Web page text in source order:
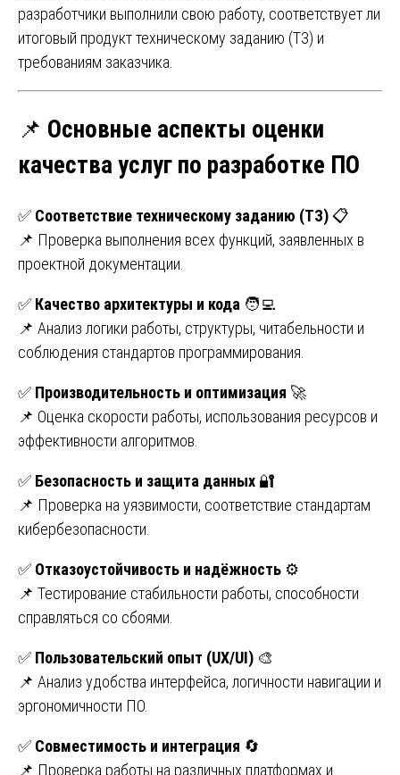
разработчики выполнили свою работу, соответствует ли
итоговый продукт техническому заданию (ТЗ) и
требованиям заказчика.
📌 Основные аспекты оценки
качества услуг по разработке ПО
✅ Соответствие техническому заданию (ТЗ) 📋
📌 Проверка выполнения всех функций, заявленных в
проектной документации.
✅ Качество архитектуры и кода 🧑‍💻
📌 Анализ логики работы, структуры, читабельности и
соблюдения стандартов программирования.
✅ Производительность и оптимизация 🚀
📌 Оценка скорости работы, использования ресурсов и
эффективности алгоритмов.
✅ Безопасность и защита данных 🔐
📌 Проверка на уязвимости, соответствие стандартам
кибербезопасности.
✅ Отказоустойчивость и надёжность ⚙
📌 Тестирование стабильности работы, способности
справляться со сбоями.
✅ Пользовательский опыт (UX/UI) 🎨
📌 Анализ удобства интерфейса, логичности навигации и
эргономичности ПО.
✅ Совместимость и интеграция 🔄
📌 Проверка работы на различных платформах и